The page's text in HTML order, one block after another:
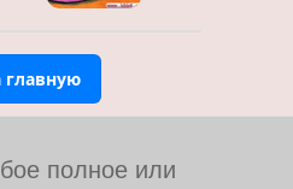
главную
полное или